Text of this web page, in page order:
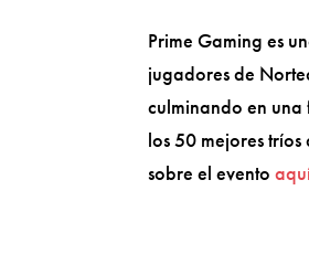
Prime Gaming es
jugadores de
culminando en
los 50 mejores
sobre el evento